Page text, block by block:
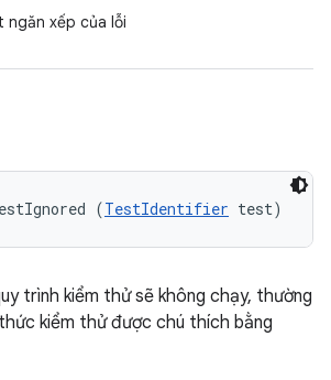
ngăn xếp của lỗi
(TestIdentifier test)
trình kiểm thử sẽ không chạy, thường
kiểm thử được chú thích bằng